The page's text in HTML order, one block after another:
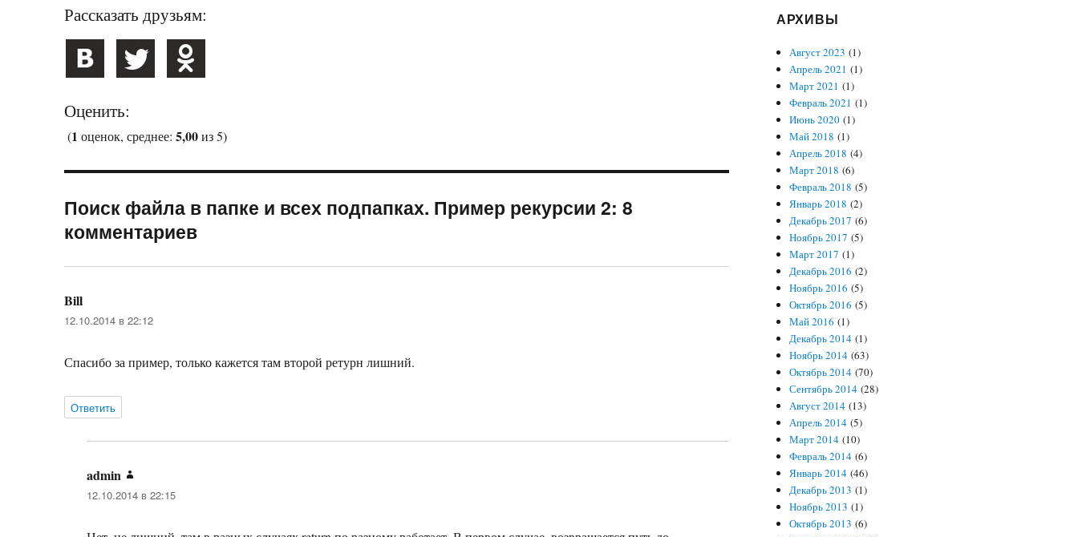
Рассказать друзьям:
Оценить:
(1 оценок, среднее:5,00из 5)
Поиск файла в папке и всех подпапках. Пример рекурсии 2: 8
комментариев
Bill
12.10.2014 в 22:12
Спасибо за пример, только кажется там второй ретурн лишний.
Ответить
admin
12.10.2014 в 22:15
АРХИВЫ
Август 2023 (1)
Апрель 2021 (1)
Март 2021 (1)
Февраль 2021 (1)
Июнь 2020 (1)
Май 2018 (1)
Апрель 2018 (4)
Март 2018 (6)
Февраль 2018 (5)
Январь 2018 (2)
Декабрь 2017 (6)
Ноябрь 2017 (5)
Март 2017 (1)
Декабрь 2016 (2)
Ноябрь 2016 (5)
Октябрь 2016 (5)
Май 2016 (1)
Декабрь 2014 (1)
Ноябрь 2014 (63)
Октябрь 2014 (70)
Сентябрь 2014 (28)
Август 2014 (13)
Апрель 2014 (5)
Март 2014 (10)
Февраль 2014 (6)
Январь 2014 (46)
Декабрь 2013 (1)
Ноябрь 2013 (1)
Октябрь 2013 (6)